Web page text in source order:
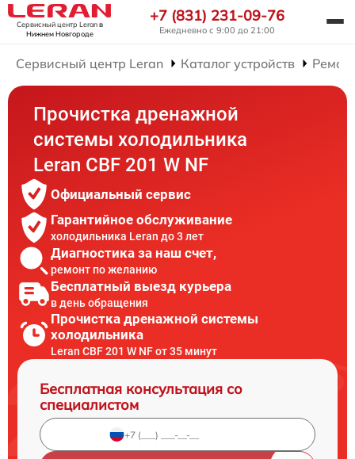
Сервисный центр Leranв
Нижнем Новгороде
+7 (831) 231-09-76
Ежедневно с 9:00 до 21:00
Сервисный центр Leran Каталог устройств
Прочистка дренажной
системы холодильника
Leran CBF 201 W NF
Официальный сервис
Гарантийное обслуживание
холодильника Leran до 3 лет
Диагностика за наш счет,
ремонт по желанию
Бесплатный выезд курьера
в день обращения
Прочистка дренажной системы
холодильника
Leran CBF 201 W NF от 35 минут
Бесплатная консультация со
специалистом